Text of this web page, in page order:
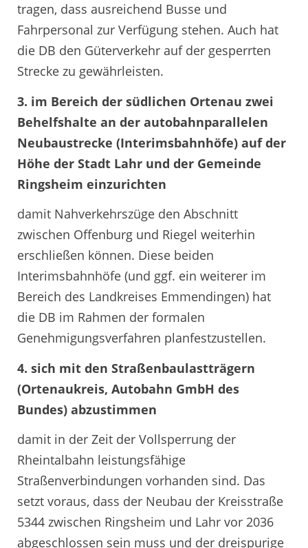
tragen, dass ausreichend Busse und
Fahrpersonal zur Verfügung stehen. Auch hat
die DB den Güterverkehr auf der gesperrten
Strecke zu gewährleisten.
3. im Bereich der südlichen Ortenau zwei
Behelfshalte an der autobahnparallelen
Neubaustrecke (Interimsbahnhöfe) auf der
Höhe der Stadt Lahr und der Gemeinde
Ringsheim einzurichten
damit Nahverkehrszüge den Abschnitt
zwischen Offenburg und Riegel weiterhin
erschließen können. Diese beiden
Interimsbahnhöfe (und ggf. ein weiterer im
Bereich des Landkreises Emmendingen) hat
die DB im Rahmen der formalen
Genehmigungsverfahren planfestzustellen.
4. sich mit den Straßenbaulastträgern
(Ortenaukreis, Autobahn GmbH des
Bundes) abzustimmen
damit in der Zeit der Vollsperrung der
Rheintalbahn leistungsfähige
Straßenverbindungen vorhanden sind. Das
setzt voraus, dass der Neubau der Kreisstraße
5344 zwischen Ringsheim und Lahr vor 2036
abgeschlossen sein muss und der dreispurige